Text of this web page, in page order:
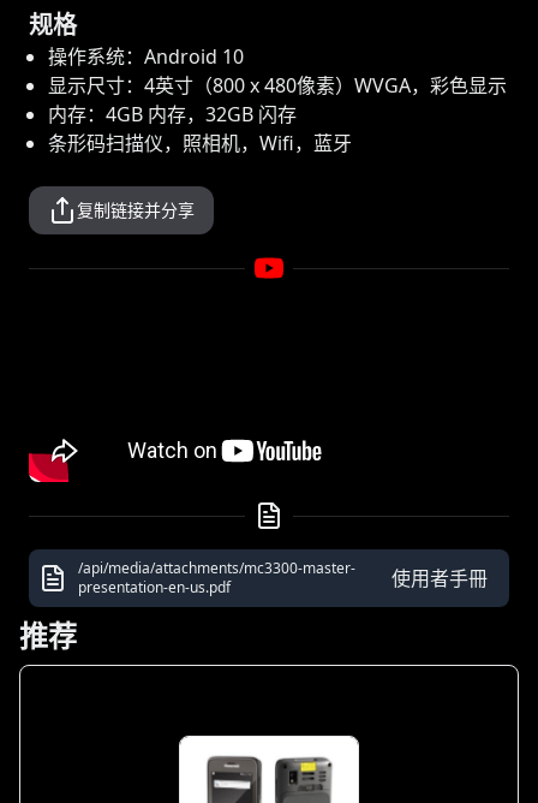
规格
操作系统：Android 10
显示尺寸：4英寸（800 x 480像素）WVGA，彩色显示
内存：4GB 内存，32GB 闪存
条形码扫描仪，照相机，Wifi，蓝牙
复制链接并分享
/api/media/attachments/mc3300-master-
presentation-en-us.pdf
使用者手冊
推荐